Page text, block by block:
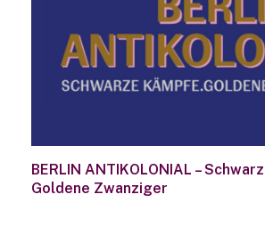
BERLIN ANTIKOLONIAL –
Goldene Zwanziger